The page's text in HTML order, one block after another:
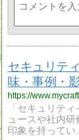
セキュリテ
味・事例・
https://
「セキュリテ
ュースや社内
印象を持ってい